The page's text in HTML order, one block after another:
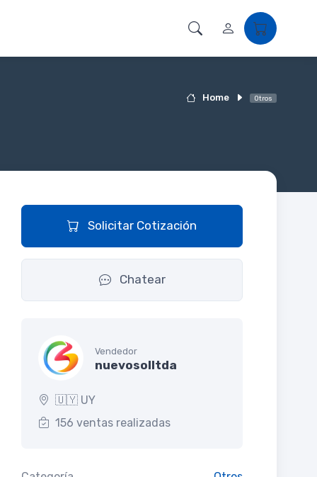
Home Otros
Solicitar Cotización
Chatear
Vendedor
nuevosolltda
🇺🇾 UY
156 ventas realizadas